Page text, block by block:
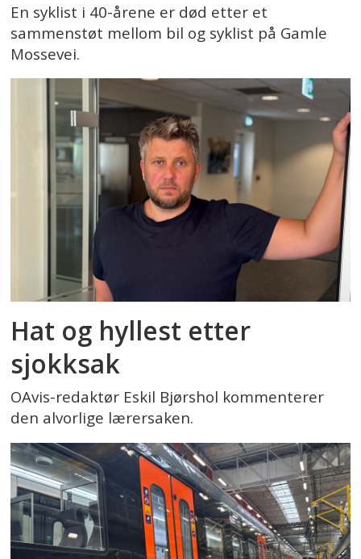
En syklist i 40-årene er død etter et
sammenstøt mellom bil og syklist på Gamle
Mossevei.
Hat og hyllest etter
sjokksak
OAvis-redaktør Eskil Bjørshol kommenterer
den alvorlige lærersaken.